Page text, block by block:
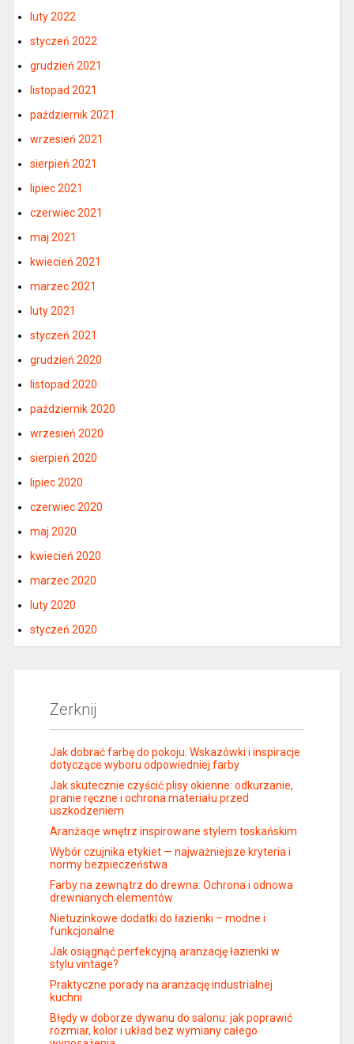
luty 2022
styczeń 2022
grudzień 2021
listopad 2021
październik 2021
wrzesień 2021
sierpień 2021
lipiec 2021
czerwiec 2021
maj 2021
kwiecień 2021
marzec 2021
luty 2021
styczeń 2021
grudzień 2020
listopad 2020
październik 2020
wrzesień 2020
sierpień 2020
lipiec 2020
czerwiec 2020
maj 2020
kwiecień 2020
marzec 2020
luty 2020
styczeń 2020
Zerknij
Jak dobrać farbę do pokoju: Wskazówki i inspiracje
dotyczące wyboru odpowiedniej farby
Jak skutecznie czyścić plisy okienne: odkurzanie,
pranie ręczne i ochrona materiału przed
uszkodzeniem
Aranżacje wnętrz inspirowane stylem toskańskim
Wybór czujnika etykiet — najważniejsze kryteria i
normy bezpieczeństwa
Farby na zewnątrz do drewna: Ochrona i odnowa
drewnianych elementów
Nietuzinkowe dodatki do łazienki – modne i
funkcjonalne
Jak osiągnąć perfekcyjną aranżację łazienki w
stylu vintage?
Praktyczne porady na aranżację industrialnej
kuchni
Błędy w doborze dywanu do salonu: jak poprawić
rozmiar, kolor i układ bez wymiany całego